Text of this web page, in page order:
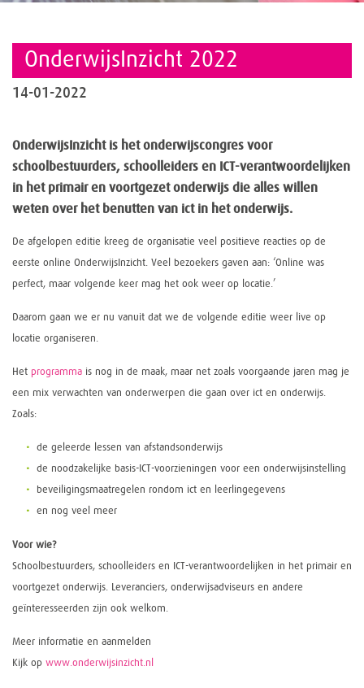
OnderwijsInzicht 2022
14-01-2022
OnderwijsInzicht is het onderwijscongres voor
schoolbestuurders, schoolleiders en ICT-verantwoordelijken
in het primair en voortgezet onderwijs die alles willen
weten over het benutten van ict in het onderwijs.
De afgelopen editie kreeg de organisatie veel positieve reacties op de
eerste online OnderwijsInzicht. Veel bezoekers gaven aan: ‘Online was
perfect, maar volgende keer mag het ook weer op locatie.’
Daarom gaan we er nu vanuit dat we de volgende editie weer live op
locatie organiseren.
Het programma is nog in de maak, maar net zoals voorgaande jaren mag je
een mix verwachten van onderwerpen die gaan over ict en onderwijs.
Zoals:
de geleerde lessen van afstandsonderwijs
de noodzakelijke basis-ICT-voorzieningen voor een onderwijsinstelling
beveiligingsmaatregelen rondom ict en leerlingegevens
en nog veel meer
Voor wie?
Schoolbestuurders, schoolleiders en ICT-verantwoordelijken in het primair en
voortgezet onderwijs. Leveranciers, onderwijsadviseurs en andere
geïnteresseerden zijn ook welkom.
Meer informatie en aanmelden
Kijk op www.onderwijsinzicht.nl